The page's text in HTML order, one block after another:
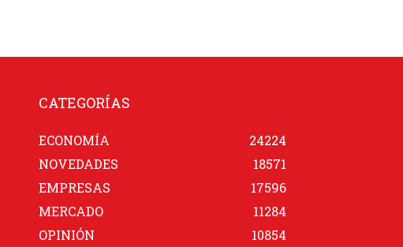
CATEGORÍAS
ECONOMÍA
24224
NOVEDADES
18571
EMPRESAS
17596
MERCADO
11284
OPINIÓN
10854